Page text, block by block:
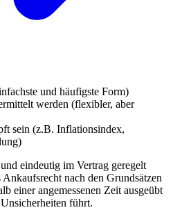
und häufigste Form)
werden (flexibler, aber
sein (z.B. Inflationsindex,
eindeutig im Vertrag geregelt
nach den Grundsätzen
einer angemessenen Zeit ausgeübt
führt.